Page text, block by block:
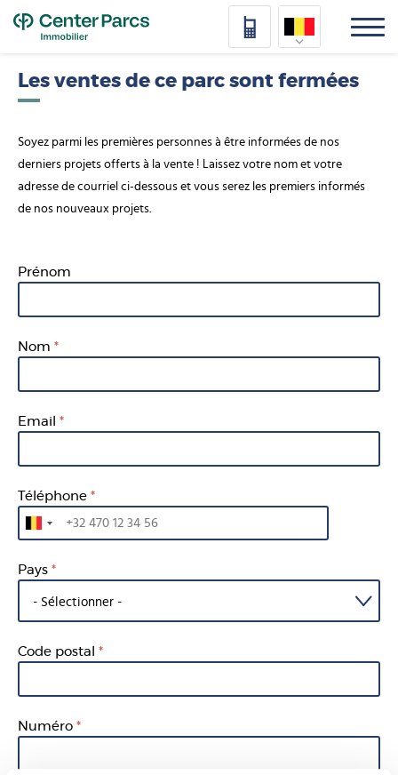
Français
Vlaams
Les ventes de ce parc sont fermées
Soyez parmi les premières personnes à être informées de nos
derniers projets offerts à la vente ! Laissez votre nom et votre
adresse de courriel ci-dessous et vous serez les premiers informés
de nos nouveaux projets.
Prénom
Nom
Email
Téléphone
Pays
Code postal
Numéro